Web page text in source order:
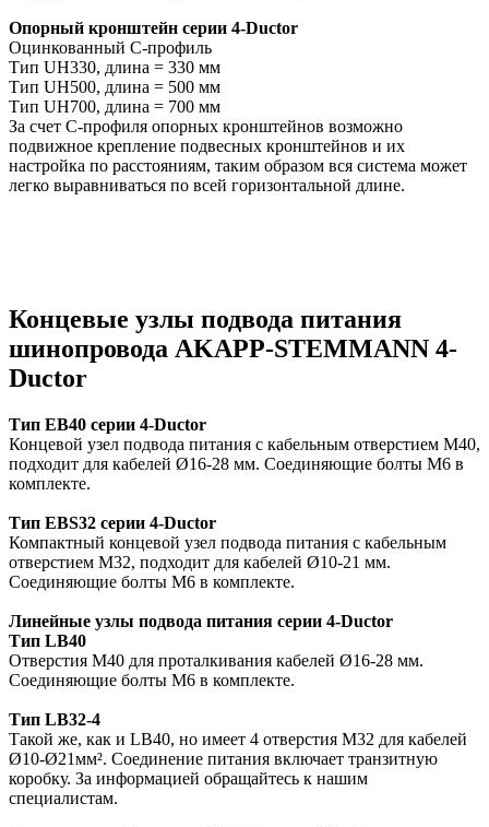
Опорный кронштейн серии 4-Ductor
Оцинкованный С-профиль
Тип UH330, длина = 330 мм
Тип UH500, длина = 500 мм
Тип UH700, длина = 700 мм
За счет С-профиля опорных кронштейнов возможно
подвижное крепление подвесных кронштейнов и их
настройка по расстояниям, таким образом вся система может
легко выравниваться по всей горизонтальной длине.
Концевые узлы подвода питания
шинопровода AKAPP-STEMMANN 4-
Ductor
Тип EB40 серии 4-Ductor
Концевой узел подвода питания с кабельным отверстием М40,
подходит для кабелей Ø16-28 мм. Соединяющие болты М6 в
комплекте.
Тип EBS32 серии 4-Ductor
Компактный концевой узел подвода питания с кабельным
отверстием М32, подходит для кабелей Ø10-21 мм.
Соединяющие болты М6 в комплекте.
Линейные узлы подвода питания серии 4-Ductor
Тип LB40
Отверстия М40 для проталкивания кабелей Ø16-28 мм.
Соединяющие болты М6 в комплекте.
Тип LB32-4
Такой же, как и LB40, но имеет 4 отверстия М32 для кабелей
Ø10-Ø21мм². Соединение питания включает транзитную
коробку. За информацией обращайтесь к нашим
специалистам.